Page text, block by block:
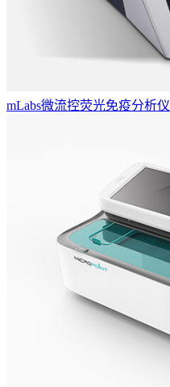
mLabs微流控荧光免疫分析仪